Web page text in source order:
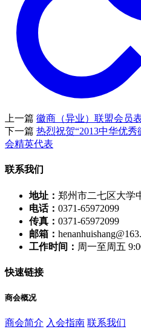
上一篇 徽商（异业）联盟会员
下一篇 热烈祝贺“2013中华优
会精英代表
联系我们
地址： 郑州市二七区大学
电话： 0371-65972099
传真： 0371-65972099
邮箱：
工作时间： 周一至周五
快速链接
商会概况
商会简介 入会指南 联系我们